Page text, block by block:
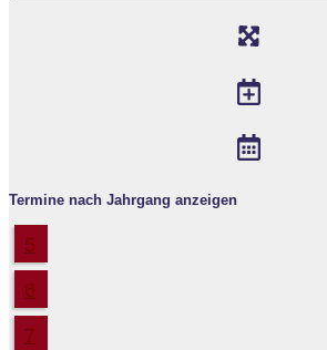
Termine nach Jahrgang anzeigen
5
6
7